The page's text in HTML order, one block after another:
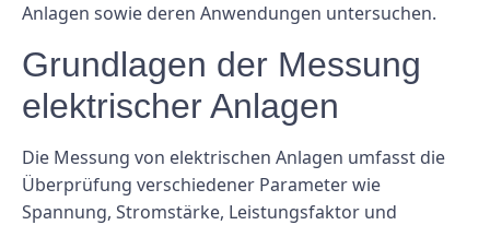
Anlagen sowie deren Anwendungen untersuchen.
Grundlagen der Messung
elektrischer Anlagen
Die Messung von elektrischen Anlagen umfasst die
Überprüfung verschiedener Parameter wie
Spannung, Stromstärke, Leistungsfaktor und